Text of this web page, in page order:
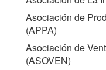
Asociación de
(APPA)
Asociación de
(ASOVEN)